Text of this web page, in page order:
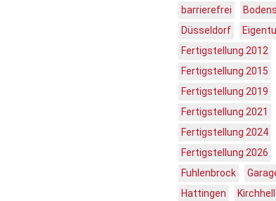
barrierefrei
Düsseldorf
Fertigstellung 2012
Fertigstellung 2015
Fertigstellung 2019
Fertigstellung 2021
Fertigstellung 2024
Fertigstellung 2026
Fuhlenbrock
Hattingen